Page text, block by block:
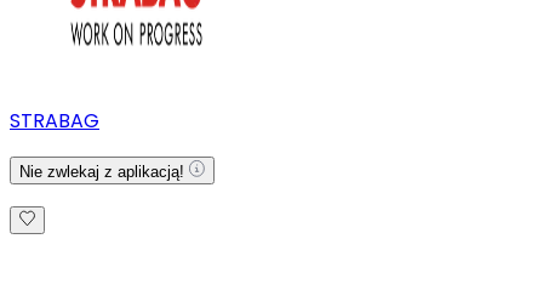
STRABAG
Nie zwlekaj z aplikacją!